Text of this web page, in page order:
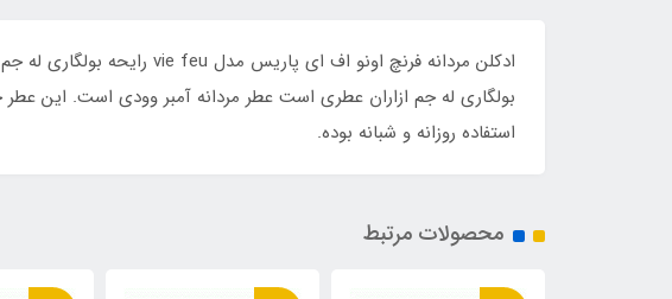
بولگاری له جم ازاران عطری است عطر مردانه آمبر وودی است. این
استفاده روزانه و شبانه بوده.
محصولات مرتبط